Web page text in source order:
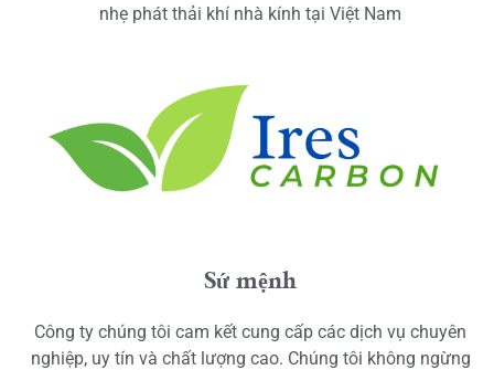
nhẹ phát thải khí nhà kính tại Việt Nam
Sứ mệnh
Công ty chúng tôi cam kết cung cấp các dịch vụ chuyên
nghiệp, uy tín và chất lượng cao. Chúng tôi không ngừng